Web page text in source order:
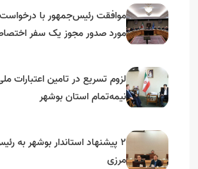
موافقت رئیس‌جمهور با درخواست
مورد صدور مجوز یک سفر
لزوم تسریع در تامین اعتبارات
نیمه‌تمام استان بوشهر
۲ پیشنهاد استاندار بوشهر به
مرزی